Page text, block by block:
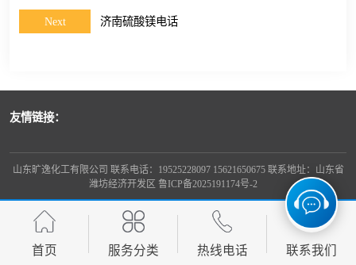
Next 济南硫酸镁电话
友情链接：
山东旷逸化工有限公司 联系电话：19525228097 15621650675 联系地址：山东省
潍坊经济开发区 鲁ICP备2025191174号-2
首页 服务分类 热线电话 联系我们